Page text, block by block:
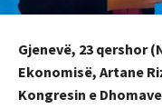
Gjenevë, 23 qershor
Ekonomisë, Artane
Kongresin e